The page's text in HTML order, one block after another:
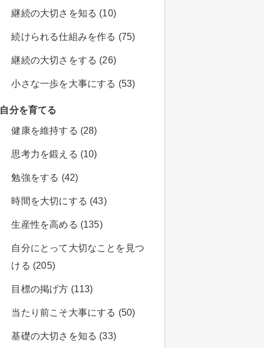
継続の大切さを知る (10)
続けられる仕組みを作る (75)
継続の大切さをする (26)
小さな一歩を大事にする (53)
自分を育てる
健康を維持する (28)
思考力を鍛える (10)
勉強をする (42)
時間を大切にする (43)
生産性を高める (135)
自分にとって大切なことを見つ
ける (205)
目標の掲げ方 (113)
当たり前こそ大事にする (50)
基礎の大切さを知る (33)